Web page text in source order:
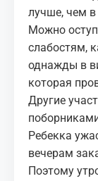
лучше, чем в
Можно
слабостям,
однажды в
которая
Другие
Ребекка
вечерам
Поэтому